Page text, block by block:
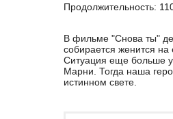
Продолжительность:
В фильме "Снова ты"
собирается женится
Ситуация еще больше
Марни. Тогда наша
истинном свете.